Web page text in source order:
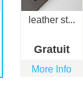
leather st...
Gratuit
More Info